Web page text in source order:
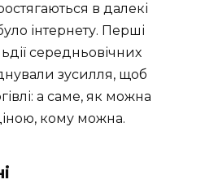
в далекі
інтернету. Перші
середньовічних
зусилля, щоб
а саме, як можна
кому можна.